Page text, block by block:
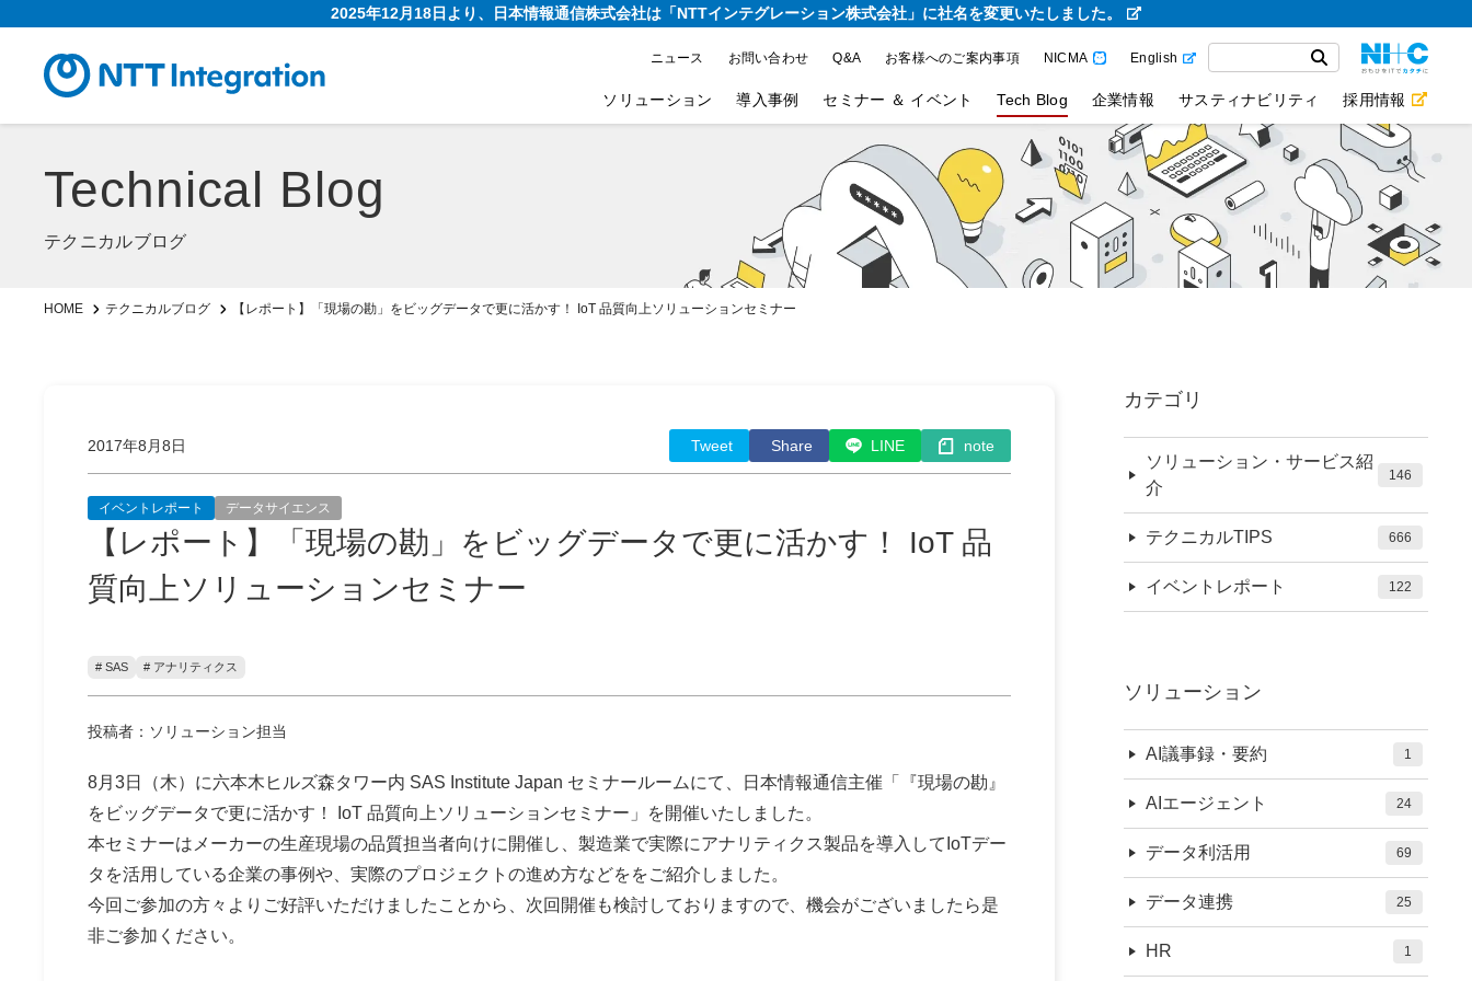
2025年12月18日より、日本情報通信株式会社は「NTTインテグレーション株式会社」に社名を変更いたしました。
ニュース お問い合わせ Q&A お客様へのご案内事項 NICMA English
ソリューション 導入事例 セミナー ＆ イベント Tech Blog 企業情報 サスティナビリティ 採用情報
Technical Blog
テクニカルブログ
HOME テクニカルブログ 【レポート】「現場の勘」をビッグデータで更に活かす！ IoT 品質向上ソリューションセミナー
2017年8月8日 Tweet Share LINE note
イベントレポート データサイエンス
【レポート】「現場の勘」をビッグデータで更に活かす！ IoT 品
質向上ソリューションセミナー
# SAS # アナリティクス
投稿者：ソリューション担当
8月3日（木）に六本木ヒルズ森タワー内 SAS Institute Japan セミナールームにて、日本情報通信主催「『現場の勘』
をビッグデータで更に活かす！ IoT 品質向上ソリューションセミナー」を開催いたしました。
本セミナーはメーカーの生産現場の品質担当者向けに開催し、製造業で実際にアナリティクス製品を導入してIoTデー
タを活用している企業の事例や、実際のプロジェクトの進め方などををご紹介しました。
今回ご参加の方々よりご好評いただけましたことから、次回開催も検討しておりますので、機会がございましたら是
非ご参加ください。
カテゴリ
ソリューション・サービス紹
介
146
テクニカルTIPS 666
イベントレポート 122
ソリューション
AI議事録・要約 1
AIエージェント 24
データ利活用 69
データ連携 25
HR 1